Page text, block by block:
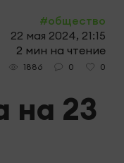
#общество
22 мая 2024, 21:15
2 мин на чтение
1886 0 0
на 23